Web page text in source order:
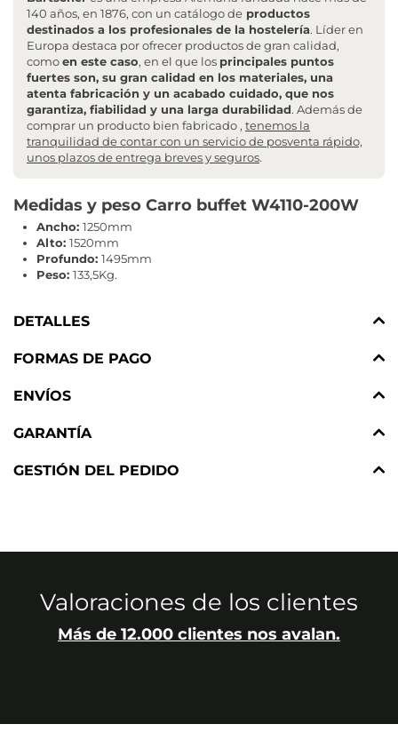
140 años, en 1876, con un catálogo de productos
destinados a los profesionales de la hostelería. Líder en
Europa destaca por ofrecer productos de gran calidad,
comoen este caso, en el que los principales puntos
fuertes son, su gran calidad en los materiales, una
atenta fabricación y un acabado cuidado, que nos
garantiza, fiabilidad y una larga durabilidad. Además de
comprar un producto bien fabricado , tenemos la
tranquilidad de contar con un servicio de posventa rápido,
unos plazos de entrega breves y seguros.
Medidas y peso Carro buffet W4110-200W
Ancho: 1250mm
Alto: 1520mm
Profundo: 1495mm
Peso: 133,5Kg.
DETALLES
FORMAS DE PAGO
ENVÍOS
GARANTÍA
GESTIÓN DEL PEDIDO
Valoraciones de los clientes
Más de 12.000 clientes nos avalan.